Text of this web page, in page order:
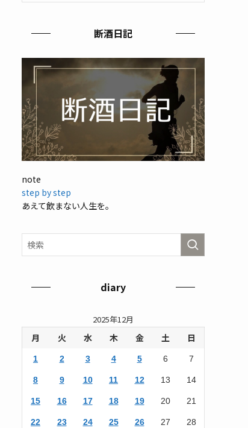
断酒日記
note
step by step
あえて飲まない人生を。
diary
2025年12月
月 火 水 木 金 土 日
1 2 3 4 5 6 7
8 9 10 11 12 13 14
15 16 17 18 19 20 21
22 23 24 25 26 27 28